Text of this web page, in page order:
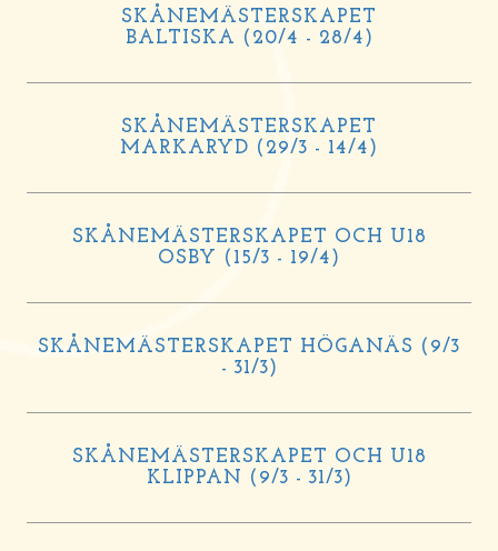
SKÅNEMÄSTERSKAPET
BALTISKA (20/4 - 28/4)
SKÅNEMÄSTERSKAPET
MARKARYD (29/3 - 14/4)
SKÅNEMÄSTERSKAPET OCH U18
OSBY (15/3 - 19/4)
SKÅNEMÄSTERSKAPET HÖGANÄS (9/3
- 31/3)
SKÅNEMÄSTERSKAPET OCH U18
KLIPPAN (9/3 - 31/3)